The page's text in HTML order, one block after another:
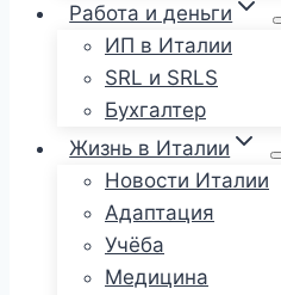
Работа и деньги
ИП в Италии
SRL и SRLS
Бухгалтер
Жизнь в Италии
Новости Италии
Адаптация
Учёба
Медицина